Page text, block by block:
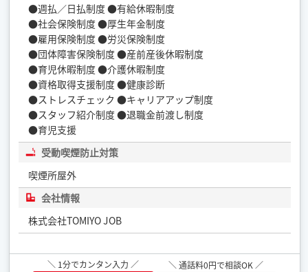
●週払／日払制度 ●有給休暇制度
●社会保険制度 ●厚生年金制度
●雇用保険制度 ●労災保険制度
●団体障害保険制度 ●産前産後休暇制度
●育児休暇制度 ●介護休暇制度
●資格取得支援制度 ●健康診断
●ストレスチェック ●キャリアアップ制度
●スタッフ紹介制度 ●退職金前渡し制度
●育児支援
受動喫煙防止対策
喫煙所屋外
会社情報
株式会社TOMIYO JOB
＼ 1分でカンタン入力 ／ ＼ 通話料0円で相談OK ／